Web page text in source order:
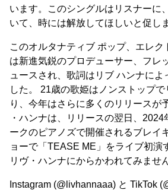
います。このシングルはリスナーに
いて、時には解放してほしいと促し
このオルタナティブ ポップ、エレク
は新進気鋭のプロデューサー、フレ
ュースされ、歌詞はリブ ハンナによ
した。 21歳の歌姫はノンストップ
り、今年はさらに多くのリリースが
・ハンナは、リリースの翌日、2024
ークのピアノズで開催されるブレイ
ョーで「TEASE ME」をライブ初演
リヴ・ハンナにからかわれてみませ
Instagram (@livhannaaa) と TikTok